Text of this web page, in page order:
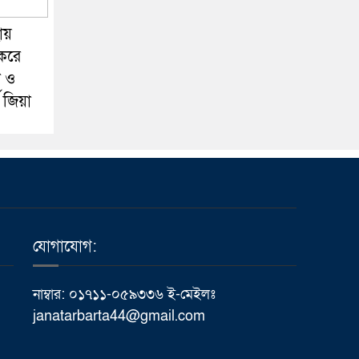
ও
জিয়া
যোগাযোগ:
নাম্বার: ০১৭১১-০৫৯৩৩৬ ই-মেইলঃ
janatarbarta44@gmail.com